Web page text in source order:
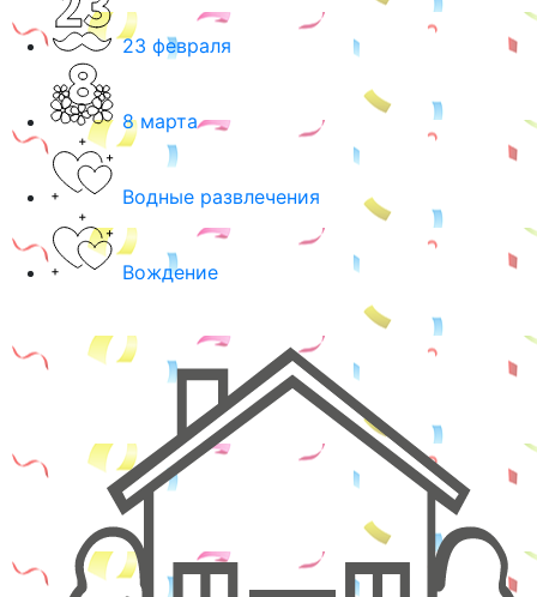
23 февраля
8 марта
Водные развлечения
Вождение